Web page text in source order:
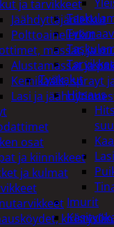
Työkalut
Hitsaus
Imurit
ja tarvikkeet
Jäähdyttäjänletkut
Polttoaineletkut
massat, ja
Alustamassat ja
Kemikaalit, sprayt
Lasi ja
osat
ja kiinnikkeet
ja kulmat